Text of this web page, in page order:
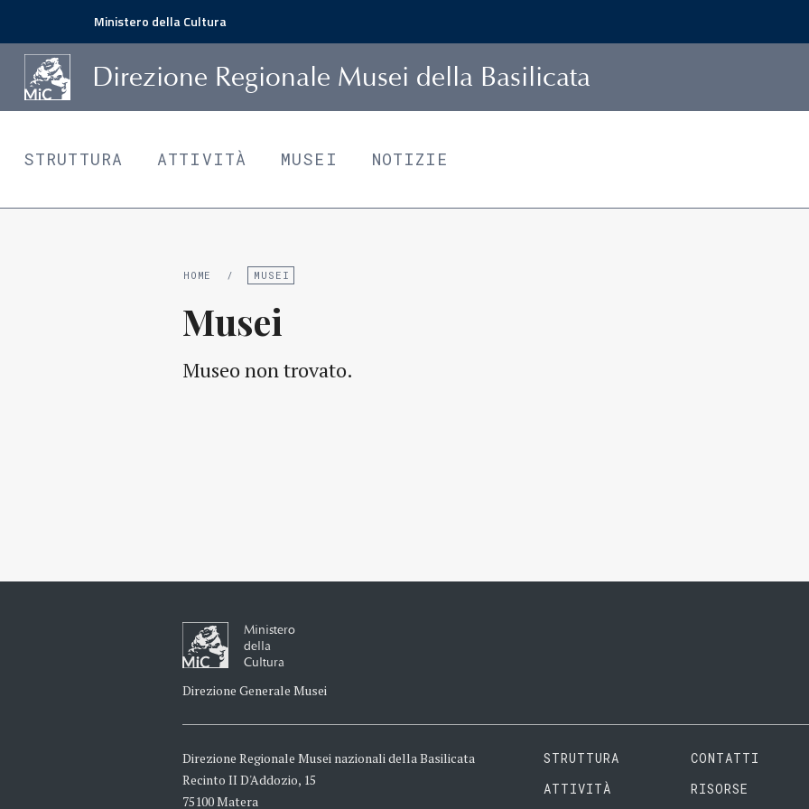
Ministero della Cultura
Direzione Regionale Musei della Basilicata
STRUTTURA ATTIVITÀ MUSEI NOTIZIE
HOME / MUSEI
Musei
Museo non trovato.
Ministero
della
Cultura
Direzione Generale Musei
Direzione Regionale Musei nazionali della Basilicata
Recinto II D'Addozio, 15
75100 Matera
STRUTTURA
ATTIVITÀ
CONTATTI
RISORSE